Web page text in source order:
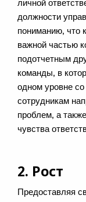
личной
должности
пониманию, что
важной частью
подотчетным
команды, в
одном уровне
сотрудникам
проблем, а
чувства
2. Рост
Предоставляя